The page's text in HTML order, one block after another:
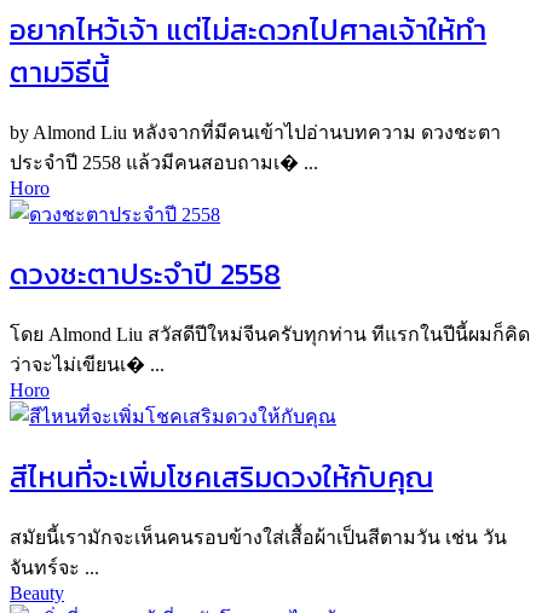
อยากไหว้เจ้า แต่ไม่สะดวกไปศาลเจ้าให้ทำ
ตามวิธีนี้
by Almond Liu หลังจากที่มีคนเข้าไปอ่านบทความ ดวงชะตา
ประจำปี 2558 แล้วมีคนสอบถามเ� ...
Horo
ดวงชะตาประจำปี 2558
โดย Almond Liu สวัสดีปีใหม่จีนครับทุกท่าน ทีแรกในปีนี้ผมก็คิด
ว่าจะไม่เขียนเ� ...
Horo
สีไหนที่จะเพิ่มโชคเสริมดวงให้กับคุณ
สมัยนี้เรามักจะเห็นคนรอบข้างใส่เสื้อผ้าเป็นสีตามวัน เช่น วัน
จันทร์จะ ...
Beauty